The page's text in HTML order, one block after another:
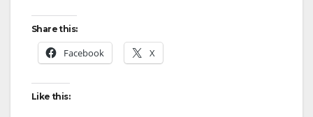
Share this:
Facebook X
Like this: